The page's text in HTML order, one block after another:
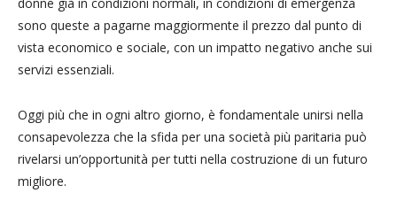
sono queste a pagarne maggiormente il prezzo dal punto di
vista economico e sociale, con un impatto negativo anche sui
servizi essenziali.
Oggi più che in ogni altro giorno, è fondamentale unirsi nella
consapevolezza che la sfida per una società più paritaria può
rivelarsi un’opportunità per tutti nella costruzione di un futuro
migliore.